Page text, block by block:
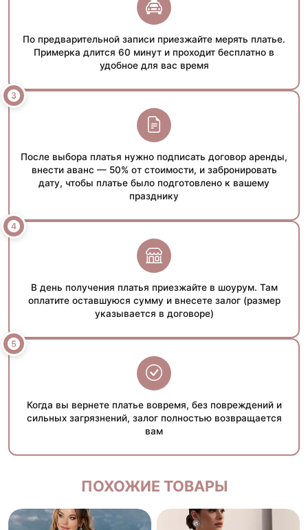
По предварительной записи приезжайте мерять платье.
Примерка длится 60 минут и проходит бесплатно в
удобное для вас время
После выбора платья нужно подписать договор аренды,
внести аванс — 50% от стоимости, и забронировать
дату, чтобы платье было подготовлено к вашему
празднику
В день получения платья приезжайте в шоурум. Там
оплатите оставшуюся сумму и внесете залог (размер
указывается в договоре)
Когда вы вернете платье вовремя, без повреждений и
сильных загрязнений, залог полностью возвращается
вам
ПОХОЖИЕ ТОВАРЫ